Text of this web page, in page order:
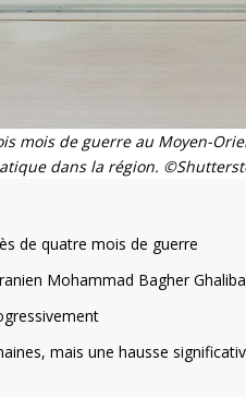
mois de guerre au Moyen-
dans la région.
de quatre mois de guerre
Mohammad Bagher
mais une hausse